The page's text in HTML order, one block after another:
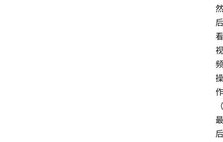
然
后
看
视
频
操
作
（
最
后